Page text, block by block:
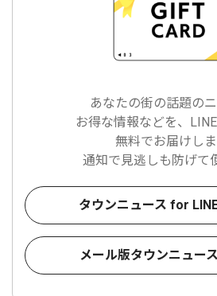
あなたの街の話題の
お得な情報などを、
無料でお届けしま
通知で見逃しも防げて
タウンニュース for
メール版タウンニュー